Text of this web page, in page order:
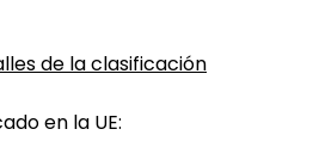
en la UE:
de la clasificación